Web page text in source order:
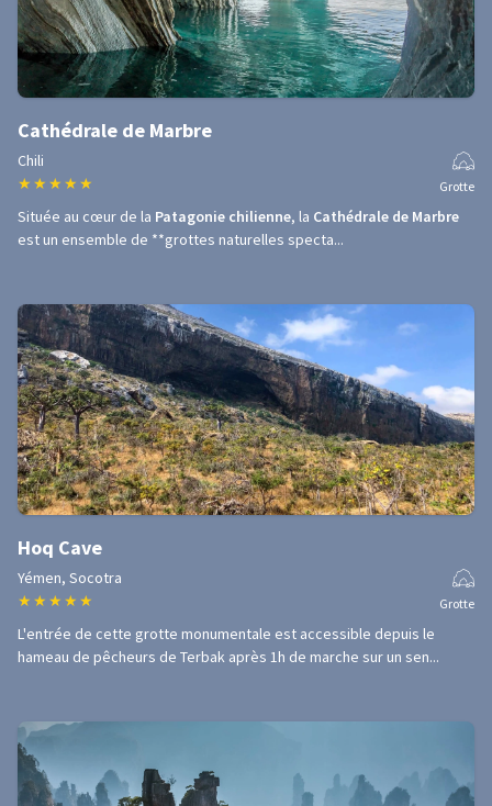
Cathédrale de Marbre
Chili
★ ★ ★ ★ ★ Grotte
Située au cœur de la Patagonie chilienne, la Cathédrale de Marbre
est un ensemble de **grottes naturelles specta...
Hoq Cave
Yémen, Socotra
★ ★ ★ ★ ★ Grotte
L'entrée de cette grotte monumentale est accessible depuis le
hameau de pêcheurs de Terbak après 1h de marche sur un sen...